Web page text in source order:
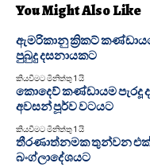
You Might Also Like
ඇමරිකානු ක්‍රිකට්
පුබුදු දසනායකට
කියවීමට මිනිත්තු 1 යි
කොදෙව් කණ්ඩායම පැරදූ
අවසන් පූර්ව වටයට
කියවීමට මිනිත්තු 1 යි
තීරණාත්නමක තුන්වන
බංග්ලාදේශයට